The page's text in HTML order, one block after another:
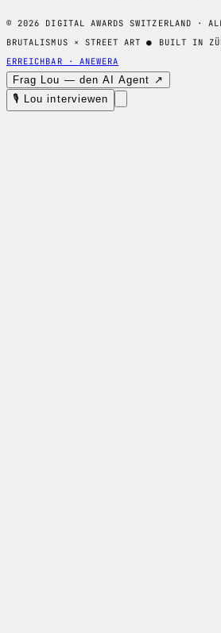
© 2026 DIGITAL AWARDS SWITZERLAND ·
BRUTALISMUS × STREET ART● BUILT IN
ERREICHBAR · ANEWERA
Frag Lou — den AI Agent ↗
🎙 Lou interviewen